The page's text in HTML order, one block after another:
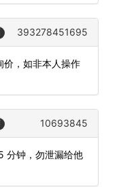
393278451695
价，如非本人操作
10693845
分钟，勿泄漏给他